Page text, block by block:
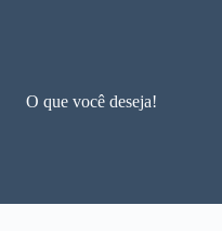
O que você deseja!